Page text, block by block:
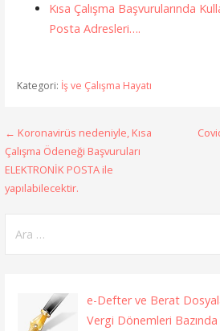
Kısa Çalışma Başvurularında
Posta Adresleri….
Kategori: İş ve Çalışma Hayatı
Yazı
gezinmesi
← Koronavirüs nedeniyle, Kısa
Çalışma Ödeneği Başvuruları
ELEKTRONİK POSTA ile
yapılabilecektir.
e-Defter ve Berat
Vergi Dönemleri